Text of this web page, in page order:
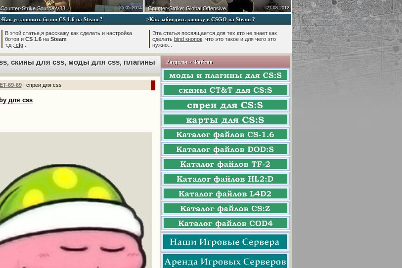
25.05.2014
Counter-Strike Source V83 21.08.2012
Counter-Strike: Global Offensive
установить ботов СS 1.6 на Steam ?
В этой статье,я расскажу как сделать и настройка
ботов и CS 1.6на Steam
т.д : cfg...
>Как забиндить кнопку в CSGO на Steam ?
Эта статья посвящается для тех,кто не знает как
сделать bind кнопок, что это такое и для чего это
нужно...
скины для css, моды для css, плагины
69-69| спреи для css
для css
Разделы > Файлов